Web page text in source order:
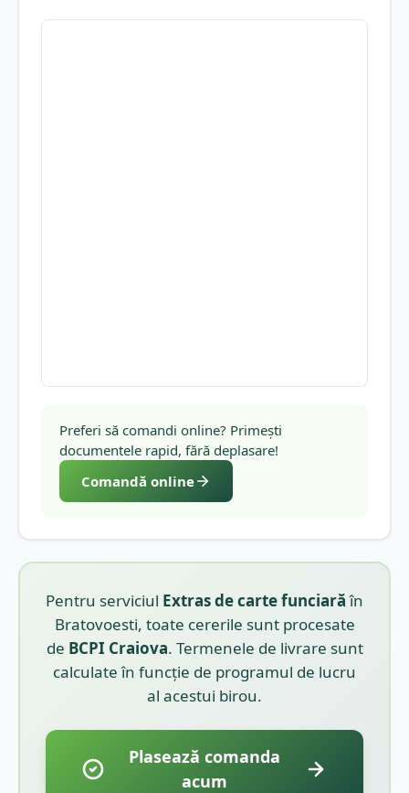
Preferi să comandi online? Primești
documentele rapid, fără deplasare!
Comandă online
Pentru serviciul Extras de carte funciarăîn
Bratovoesti, toate cererile sunt procesate
de BCPI Craiova. Termenele de livrare sunt
calculate în funcție de programul de lucru
al acestui birou.
Plasează comanda
acum